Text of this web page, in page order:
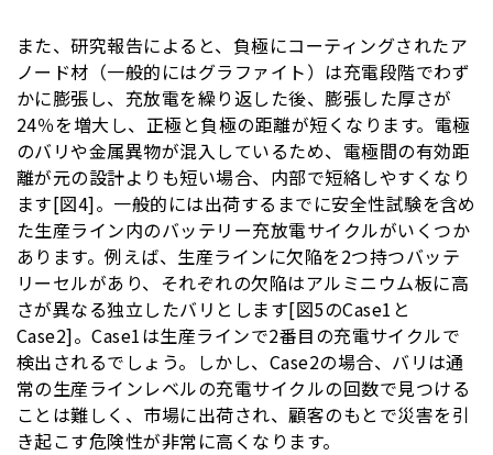
また、研究報告によると、負極にコーティングされたア
ノード材（一般的にはグラファイト）は充電段階でわず
かに膨張し、充放電を繰り返した後、膨張した厚さが
24％を増大し、正極と負極の距離が短くなります。電極
のバリや金属異物が混入しているため、電極間の有効距
離が元の設計よりも短い場合、内部で短絡しやすくなり
ます[図4]。一般的には出荷するまでに安全性試験を含め
た生産ライン内のバッテリー充放電サイクルがいくつか
あります。例えば、生産ラインに欠陥を2つ持つバッテ
リーセルがあり、それぞれの欠陥はアルミニウム板に高
さが異なる独立したバリとします[図5のCase1と
Case2]。Case1は生産ラインで2番目の充電サイクルで
検出されるでしょう。しかし、Case2の場合、バリは通
常の生産ラインレベルの充電サイクルの回数で見つける
ことは難しく、市場に出荷され、顧客のもとで災害を引
き起こす危険性が非常に高くなります。